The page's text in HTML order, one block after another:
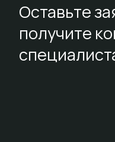
Оставьте
получите